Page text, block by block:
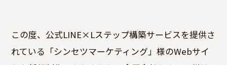
この度、公式LINE×Lステップ構築サービスを提供さ
れている「シンセツマーケティング」様のWebサイ